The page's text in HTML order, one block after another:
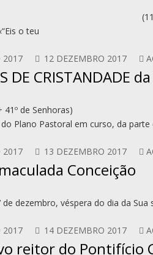
o teu
2017
12 DEZEMBRO 2017
DE CRISTANDADE
41º de Senhoras)
Plano Pastoral em curso, da parte
2017
13 DEZEMBRO 2017
Conceição
dezembro, véspera do dia da
2017
14 DEZEMBRO 2017
reitor do Pontifício